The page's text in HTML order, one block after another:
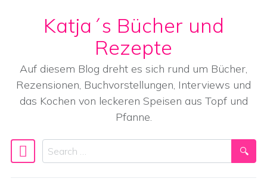
Skip to content
Katja´s Bücher und
Rezepte
Auf diesem Blog dreht es sich rund um Bücher,
Rezensionen, Buchvorstellungen, Interviews und
das Kochen von leckeren Speisen aus Topf und
Pfanne.
Main Navigation
Search